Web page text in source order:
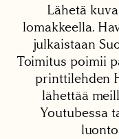
Lähetä
lomakkeella.
julkaistaan
Toimitus poimii
printtilehden
lähettää
Youtubessa